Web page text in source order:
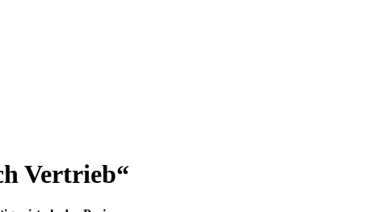
Vertrieb“